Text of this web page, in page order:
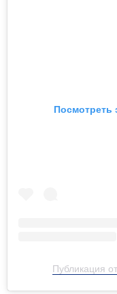
Посмотреть
Публикация